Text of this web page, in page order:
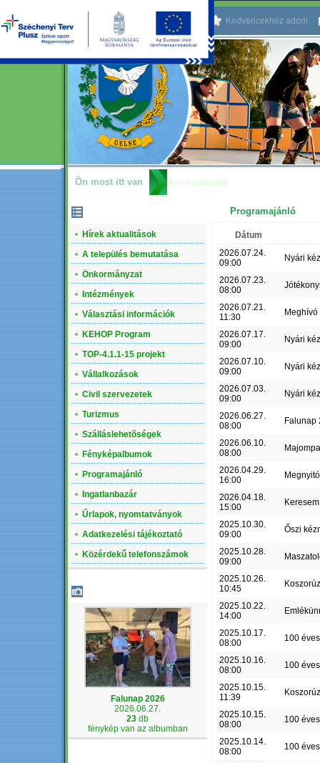
Kezdőlapnak beállítom Kedvencekhez adom
Ön most itt van Fényképalbumok
Hírek aktualitások
A település bemutatása
Önkormányzat
Intézmények
Választási információk
KEHOP Program
TOP-4.1.1-15 projekt
Vállalkozások
Civil szervezetek
Turizmus
Szálláslehetõségek
Fényképalbumok
Programajánló
Ingatlanbazár
Űrlapok, nyomtatványok
Adatkezelési tájékoztató
Közérdekű telefonszámok
Falunap 2026
2026.06.27.
23 db
fénykép van az albumban
Programajánló
Dátum
2026.07.24.
09:00
Nyári
2026.07.23.
08:00
2026.07.21.
11:30
Meghívó
2026.07.17.
09:00
Nyári
2026.07.10.
09:00
Nyári
2026.07.03.
09:00
Nyári
2026.06.27.
08:00
Falunap
2026.06.10.
08:00
2026.04.29.
16:00
2026.04.18.
15:00
2025.10.30.
09:00
Őszi
2025.10.28.
09:00
2025.10.26.
10:45
2025.10.22.
14:00
2025.10.17.
08:00
100
2025.10.16.
08:00
100
2025.10.15.
11:39
2025.10.15.
08:00
100
2025.10.14.
08:00
100